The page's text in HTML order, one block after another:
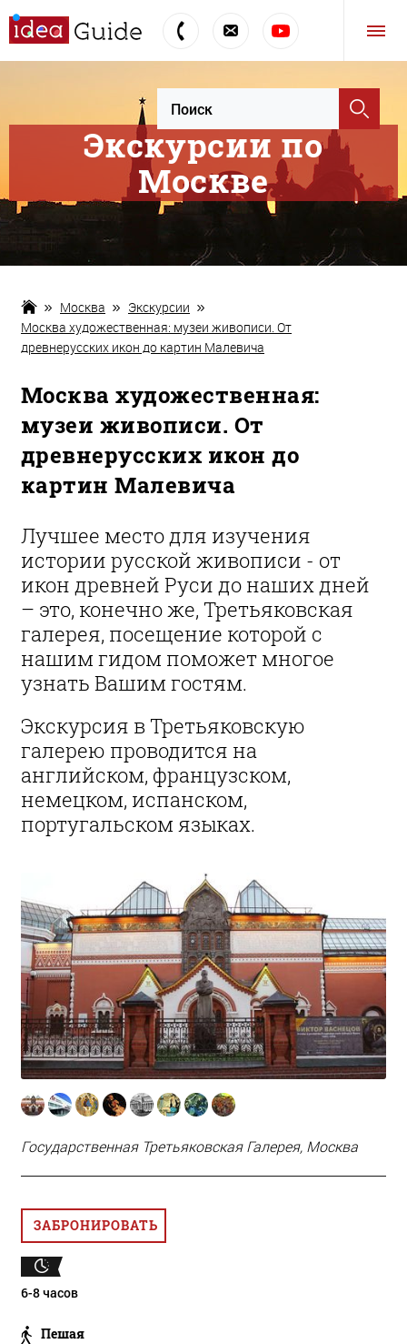
Экскурсии по
Москве
Москва
Экскурсии
Москва художественная: музеи живописи. От
древнерусских икон до картин Малевича
Москва художественная:
музеи живописи. От
древнерусских икон до
картин Малевича
Лучшее место для изучения
истории русской живописи - от
икон древней Руси до наших дней
– это, конечно же, Третьяковская
галерея, посещение которой с
нашим гидом поможет многое
узнать Вашим гостям.
Экскурсия в Третьяковскую
галерею проводится на
английском, французском,
немецком, испанском,
португальском языках.
Государственная Третьяковская Галерея, Москва
ЗАБРОНИРОВАТЬ
6-8 часов
Пешая